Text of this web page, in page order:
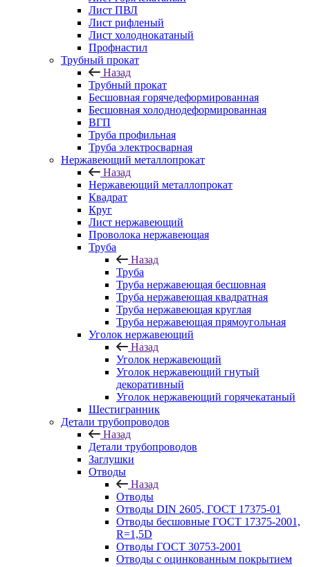
Лист ПВЛ
Лист рифленый
Лист холоднокатаный
Профнастил
Трубный прокат
Назад
Трубный прокат
Бесшовная горячедеформированная
Бесшовная холоднодеформированная
ВГП
Труба профильная
Труба электросварная
Нержавеющий металлопрокат
Назад
Нержавеющий металлопрокат
Квадрат
Круг
Лист нержавеющий
Проволока нержавеющая
Труба
Назад
Труба
Труба нержавеющая бесшовная
Труба нержавеющая квадратная
Труба нержавеющая круглая
Труба нержавеющая прямоугольная
Уголок нержавеющий
Назад
Уголок нержавеющий
Уголок нержавеющий гнутый
декоративный
Уголок нержавеющий горячекатаный
Шестигранник
Детали трубопроводов
Назад
Детали трубопроводов
Заглушки
Отводы
Назад
Отводы
Отводы DIN 2605, ГОСТ 17375-01
Отводы бесшовные ГОСТ 17375-2001,
R=1,5D
Отводы ГОСТ 30753-2001
Отводы с оцинкованным покрытием